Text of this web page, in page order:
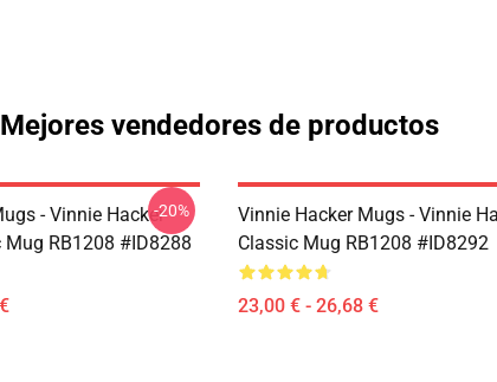
Mejores vendedores de productos
- Vinnie Hacker
RB1208 #ID8288
-20%
Vinnie Hacker Mugs - Vinnie
Classic Mug RB1208 #ID8292
23,00 € - 26,68 €